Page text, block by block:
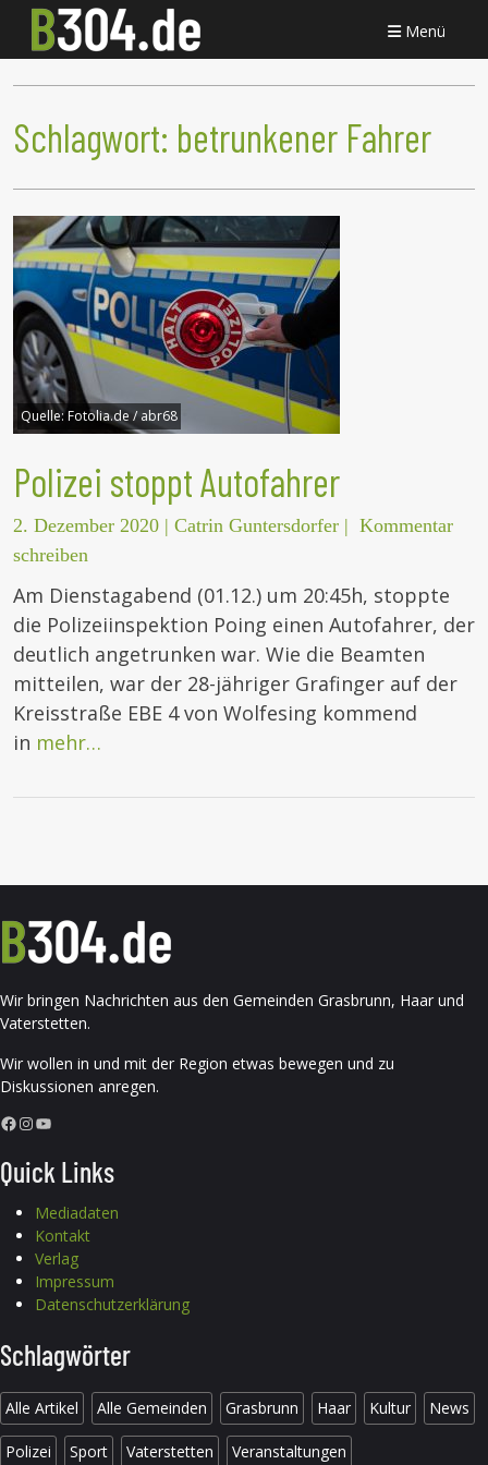
Menü
Schlagwort: betrunkener Fahrer
Quelle:Fotolia.de / abr68
Polizei stoppt Autofahrer
2. Dezember 2020 | Catrin Guntersdorfer | Kommentar
schreiben
Am Dienstagabend (01.12.) um 20:45h, stoppte
die Polizeiinspektion Poing einen Autofahrer, der
deutlich angetrunken war. Wie die Beamten
mitteilen, war der 28-jähriger Grafinger auf der
Kreisstraße EBE 4 von Wolfesing kommend
in mehr…
Wir bringen Nachrichten aus den Gemeinden Grasbrunn, Haar und
Vaterstetten.
Wir wollen in und mit der Region etwas bewegen und zu
Diskussionen anregen.
Facebook InstagramYouTube
Quick Links
Mediadaten
Kontakt
Verlag
Impressum
Datenschutzerklärung
Schlagwörter
Alle Artikel Alle Gemeinden Grasbrunn Haar Kultur News
Polizei Sport Vaterstetten Veranstaltungen